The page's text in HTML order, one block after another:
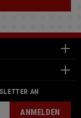
AN
ANMELDEN